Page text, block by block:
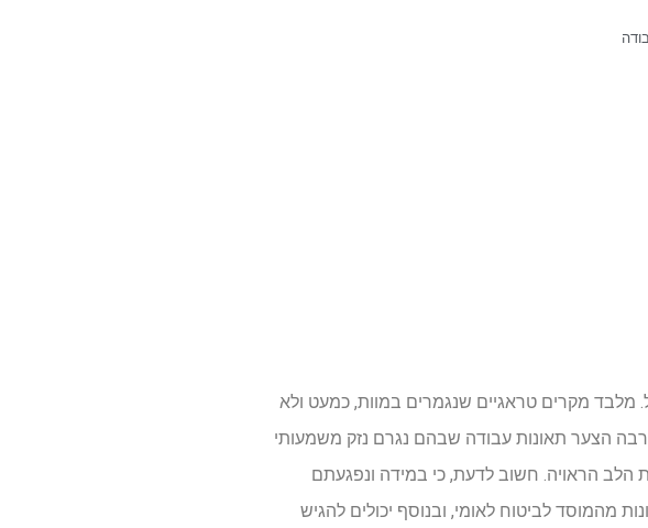
מקרים טראגיים שנגמרים במוות, כמעט ולא
הצער תאונות עבודה שבהם נגרם נזק משמעותי
הלב הראויה. חשוב לדעת, כי במידה ונפגעתם
מהמוסד לביטוח לאומי, ובנוסף יכולים להגיש